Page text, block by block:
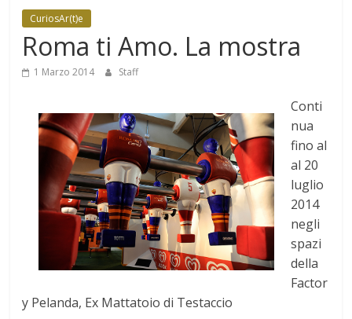
Mensile
arte,
cultura,
curiosità
CuriosAr(t)e
Roma ti Amo. La mostra
1 Marzo 2014 Staff
Conti
nua
fino al
al 20
luglio
2014
negli
spazi
della
Factor
y Pelanda, Ex Mattatoio di Testaccio